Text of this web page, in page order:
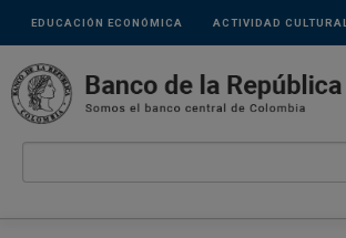
Pasar al contenido principal
Links
secundarios
ACTIVIDAD CULTURAL
EDUCACIÓN ECONÓMICA